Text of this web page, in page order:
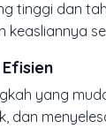
tinggi dan
yang
dan